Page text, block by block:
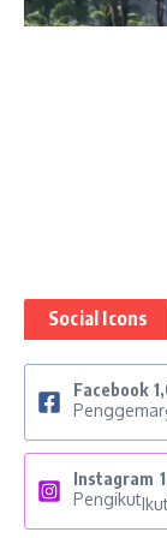
Social Icons
Facebook
Penggemar
Instagram
Pengikut